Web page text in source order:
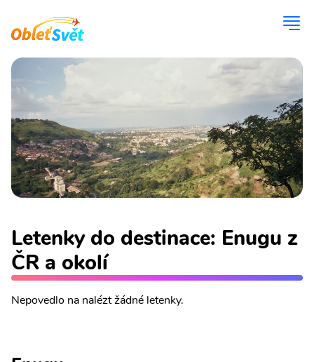
Letenky do destinace: Enugu z
ČR a okolí
Nepovedlo na nalézt žádné letenky.